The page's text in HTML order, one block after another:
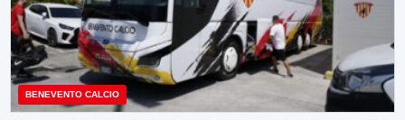
BENEVENTO CALCIO